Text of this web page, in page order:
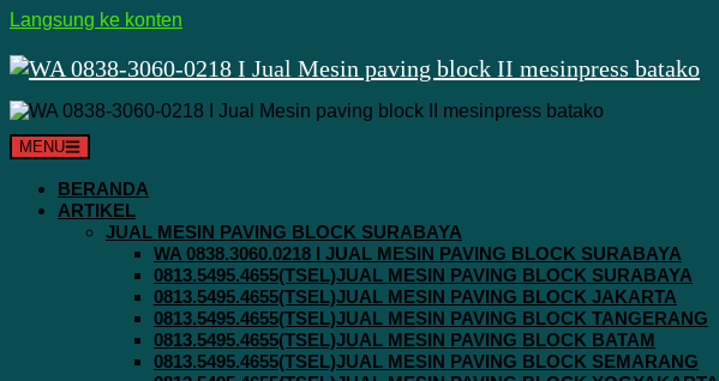
Langsung ke konten
MENU
BERANDA
ARTIKEL
JUAL MESIN PAVING BLOCK SURABAYA
WA 0838.3060.0218 I JUAL MESIN PAVING BLOCK SURABAYA
0813.5495.4655(TSEL)JUAL MESIN PAVING BLOCK SURABAYA
0813.5495.4655(TSEL)JUAL MESIN PAVING BLOCK JAKARTA
0813.5495.4655(TSEL)JUAL MESIN PAVING BLOCK TANGERANG
0813.5495.4655(TSEL)JUAL MESIN PAVING BLOCK BATAM
0813.5495.4655(TSEL)JUAL MESIN PAVING BLOCK SEMARANG